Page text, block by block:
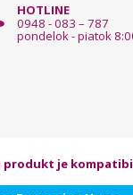
HOTLINE
0948 - 083 – 787
pondelok - piatok
produkt je